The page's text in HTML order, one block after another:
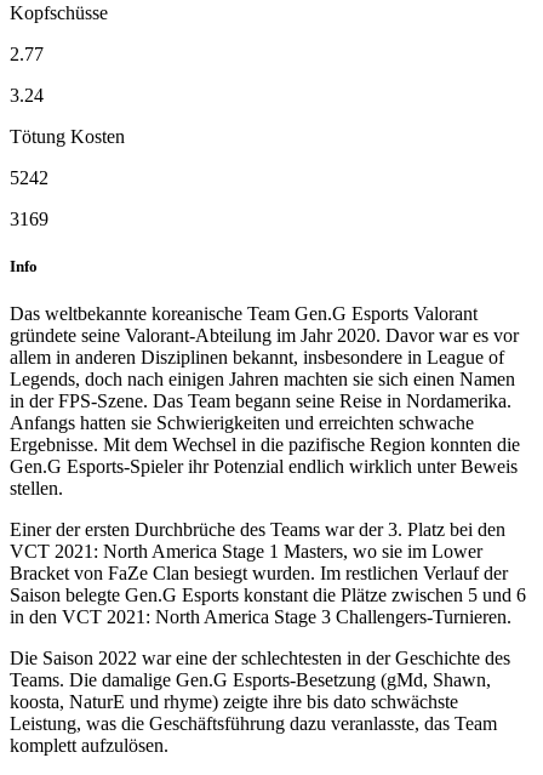
Kopfschüsse
2.77
3.24
Tötung Kosten
5242
3169
Info
Das weltbekannte koreanische Team Gen.G Esports Valorant
gründete seine Valorant-Abteilung im Jahr 2020. Davor war es vor
allem in anderen Disziplinen bekannt, insbesondere in League of
Legends, doch nach einigen Jahren machten sie sich einen Namen
in der FPS-Szene. Das Team begann seine Reise in Nordamerika.
Anfangs hatten sie Schwierigkeiten und erreichten schwache
Ergebnisse. Mit dem Wechsel in die pazifische Region konnten die
Gen.G Esports-Spieler ihr Potenzial endlich wirklich unter Beweis
stellen.
Einer der ersten Durchbrüche des Teams war der 3. Platz bei den
VCT 2021: North America Stage 1 Masters, wo sie im Lower
Bracket von FaZe Clan besiegt wurden. Im restlichen Verlauf der
Saison belegte Gen.G Esports konstant die Plätze zwischen 5 und 6
in den VCT 2021: North America Stage 3 Challengers-Turnieren.
Die Saison 2022 war eine der schlechtesten in der Geschichte des
Teams. Die damalige Gen.G Esports-Besetzung (gMd, Shawn,
koosta, NaturE und rhyme) zeigte ihre bis dato schwächste
Leistung, was die Geschäftsführung dazu veranlasste, das Team
komplett aufzulösen.